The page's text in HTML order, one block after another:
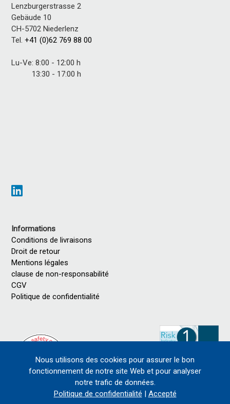
Lenzburgerstrasse 2
Gebäude 10
CH-5702 Niederlenz
Tel.+41 (0)62 769 88 00
Lu-Ve: 8:00 - 12:00 h
13:30 - 17:00 h
Informations
Conditions de livraisons
Droit de retour
Mentions légales
clause de non-responsabilité
CGV
Politique de confidentialité
Nous utilisons des cookies pour assurer le bon
fonctionnement de notre site Web et pour analyser
notre trafic de données.
Politique de confidentialité | Accepté